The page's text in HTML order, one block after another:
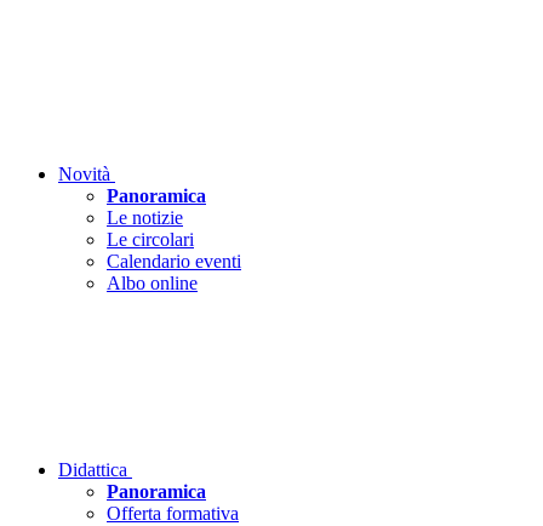
Novità
Panoramica
Le notizie
Le circolari
Calendario eventi
Albo online
Didattica
Panoramica
Offerta formativa